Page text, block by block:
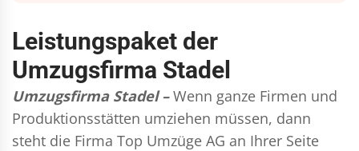
Leistungspaket der
Umzugsfirma Stadel
Umzugsfirma Stadel – Wenn ganze Firmen und
Produktionsstätten umziehen müssen, dann
steht die Firma Top Umzüge AG an Ihrer Seite